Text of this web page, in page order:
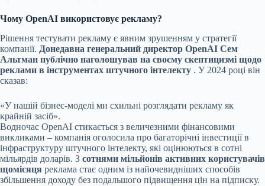
Чому OpenAI використовує рекламу?
Рішення тестувати рекламу є явним зрушенням у стратегії
компанії. Донедавна генеральний директор OpenAI Сем
Альтман публічно наголошував на своєму скептицизмі щодо
реклами в інструментах штучного інтелекту . У 2024 році він
сказав:
«У нашій бізнес-моделі ми схильні розглядати рекламу як
крайній засіб».
Водночас OpenAI стикається з величезними фінансовими
викликами – компанія оголосила про багаторічні інвестиції в
інфраструктуру штучного інтелекту, які оцінюються в сотні
мільярдів доларів. З сотнями мільйонів активних користувачів
щомісяця реклама стає одним із найочевидніших способів
збільшення доходу без подальшого підвищення цін на підписку.